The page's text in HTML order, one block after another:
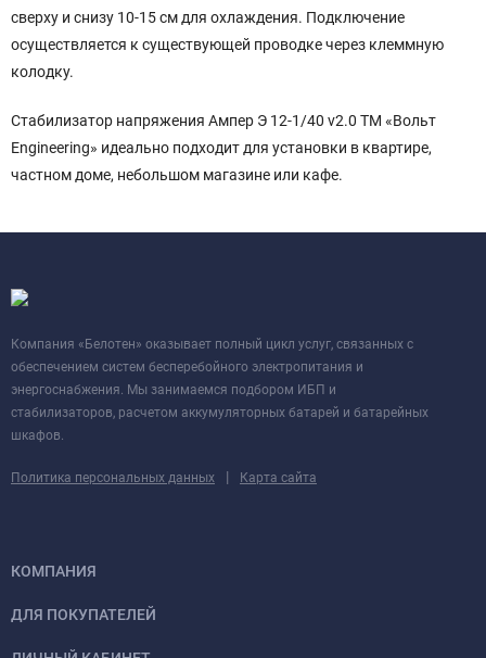
сверху и снизу 10-15 см для охлаждения. Подключение
осуществляется к существующей проводке через клеммную
колодку.
Стабилизатор напряжения Ампер Э 12-1/40 v2.0 ТМ «Вольт
Engineering» идеально подходит для установки в квартире,
частном доме, небольшом магазине или кафе.
Компания «Белотен» оказывает полный цикл услуг, связанных с
обеспечением систем бесперебойного электропитания и
энергоснабжения. Мы занимаемся подбором ИБП и
стабилизаторов, расчетом аккумуляторных батарей и батарейных
шкафов.
Политика персональных данных | Карта сайта
КОМПАНИЯ
ДЛЯ ПОКУПАТЕЛЕЙ